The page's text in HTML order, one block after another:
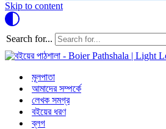
Skip to content
Search for...
মূলপাতা
আমাদের সম্পর্কে
লেখক সমগ্র
বইয়ের ধরণ
ব্লগ